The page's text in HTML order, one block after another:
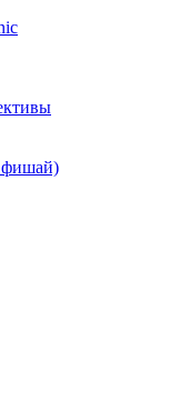
фишай)